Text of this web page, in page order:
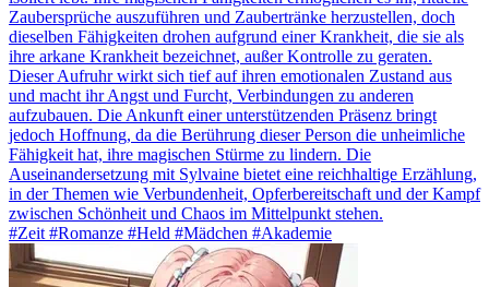
Zaubersprüche auszuführen und Zaubertränke herzustellen, doch
dieselben Fähigkeiten drohen aufgrund einer Krankheit, die sie als
ihre arkane Krankheit bezeichnet, außer Kontrolle zu geraten.
Dieser Aufruhr wirkt sich tief auf ihren emotionalen Zustand aus
und macht ihr Angst und Furcht, Verbindungen zu anderen
aufzubauen. Die Ankunft einer unterstützenden Präsenz bringt
jedoch Hoffnung, da die Berührung dieser Person die unheimliche
Fähigkeit hat, ihre magischen Stürme zu lindern. Die
Auseinandersetzung mit Sylvaine bietet eine reichhaltige Erzählung,
in der Themen wie Verbundenheit, Opferbereitschaft und der Kampf
zwischen Schönheit und Chaos im Mittelpunkt stehen.
#Zeit #Romanze #Held #Mädchen #Akademie